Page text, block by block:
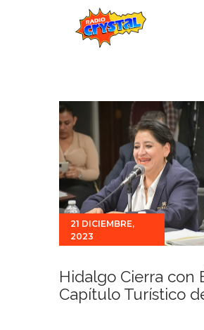
Estaciones
Eventos
Promociones
Noticias
Para ti
Contacto
21 DICIEMBRE,
2023
Hidalgo Cierra con
Capítulo Turístico